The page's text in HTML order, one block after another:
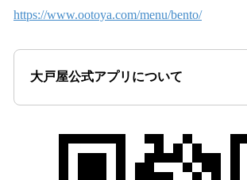
https://www.ootoya.com/menu/bento/
大戸屋公式アプリについて